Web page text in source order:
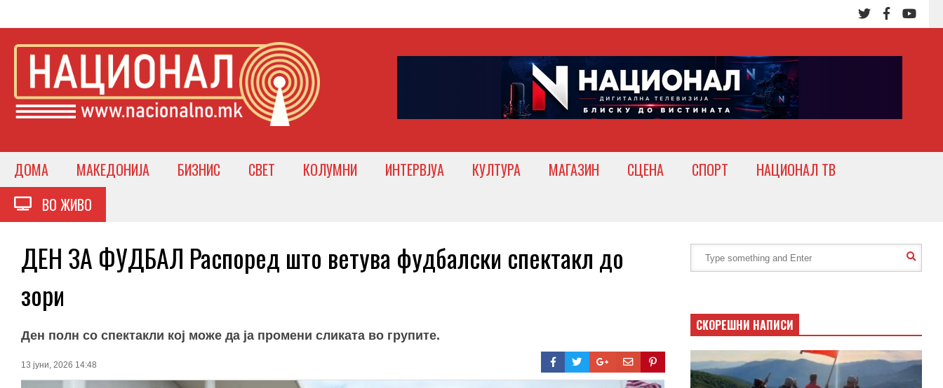
ДОМА МАКЕДОНИЈА БИЗНИС СВЕТ КОЛУМНИ ИНТЕРВЈУА КУЛТУРА МАГАЗИН СЦЕНА СПОРТ
НАЦИОНАЛ ТВ
ВО ЖИВО
ДЕН ЗА ФУДБАЛ Распоред што ветува фудбалски спектакл до
зори
Ден полн со спектакли кој може да ја промени сликата во групите.
13 јуни, 2026 14:48
СКОРЕШНИ НАПИСИ